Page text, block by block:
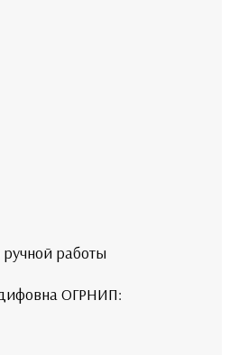
работы
ОГРНИП: